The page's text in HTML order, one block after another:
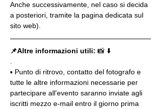
Anche successivamente, nel caso si decida
a posteriori, tramite la pagina dedicata sul
sito web).
📌Altre informazioni utili: 📸 ⬇️
▪️ Punto di ritrovo, contatto del fotografo e
tutte le altre informazioni necessarie per
partecipare all'evento saranno inviate agli
iscritti mezzo e-mail entro il giorno prima